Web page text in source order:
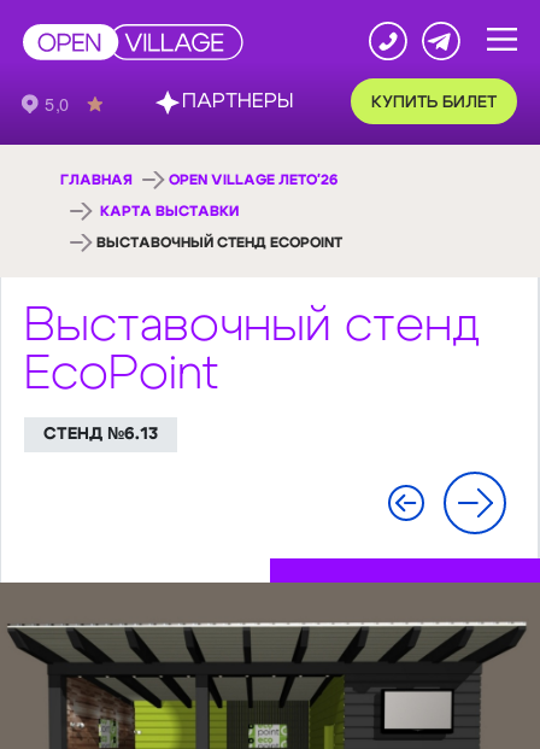
КУПИТЬ БИЛЕТ
ГЛАВНАЯ OPEN VILLAGE ЛЕТО'26
КАРТА ВЫСТАВКИ
ВЫСТАВОЧНЫЙ СТЕНД ECOPOINT
Выставочный стенд
EcoPoint
СТЕНД №6.13